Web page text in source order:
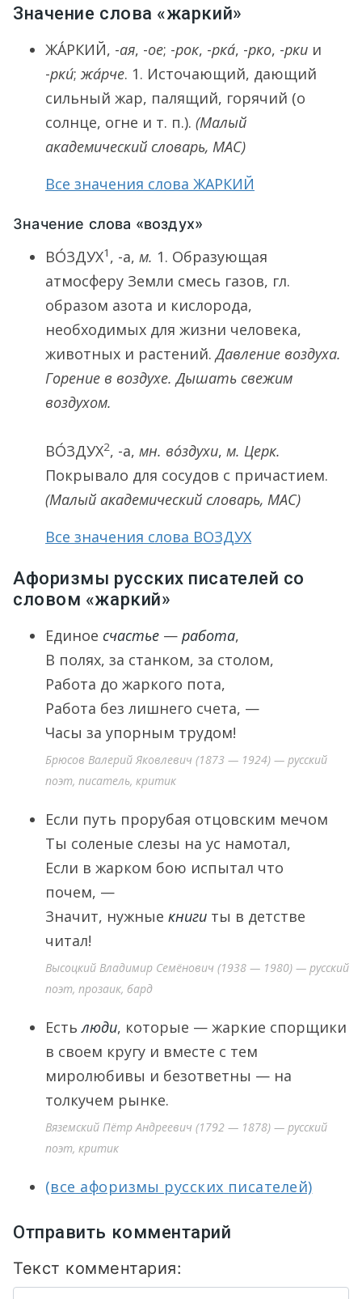
Значение слова «жаркий»
ЖА́РКИЙ, -ая, -ое; -рок, -рка́, -рко, -рки и
-рки́;жа́рче. 1. Источающий, дающий
сильный жар, палящий, горячий (о
солнце, огне и т. п.). (Малый
академический словарь, МАС)
Все значения слова ЖАРКИЙ
Значение слова «воздух»
ВО́ЗДУХ1 , -а, м. 1. Образующая
атмосферу Земли смесь газов, гл.
образом азота и кислорода,
необходимых для жизни человека,
животных и растений.Давление воздуха.
Горение в воздухе. Дышать свежим
воздухом.
ВО́ЗДУХ2, -а, мн. во́здухи, м. Церк.
Покрывало для сосудов с причастием.
(Малый академический словарь, МАС)
Все значения слова ВОЗДУХ
Афоризмы русских писателей со
словом «жаркий»
Единое счастье — работа,
В полях, за станком, за столом,
Работа до жаркого пота,
Работа без лишнего счета, —
Часы за упорным трудом!
Брюсов Валерий Яковлевич (1873 — 1924) — русский
поэт, писатель, критик
Если путь прорубая отцовским мечом
Ты соленые слезы на ус намотал,
Если в жарком бою испытал что
почем, —
Значит, нужные книги ты в детстве
читал!
Высоцкий Владимир Семёнович (1938 — 1980) — русский
поэт, прозаик, бард
Естьлюди, которые — жаркие спорщики
в своем кругу и вместе с тем
миролюбивы и безответны — на
толкучем рынке.
Вяземский Пётр Андреевич (1792 — 1878) — русский
поэт, критик
(все афоризмы русских писателей)
Отправить комментарий
Текст комментария: